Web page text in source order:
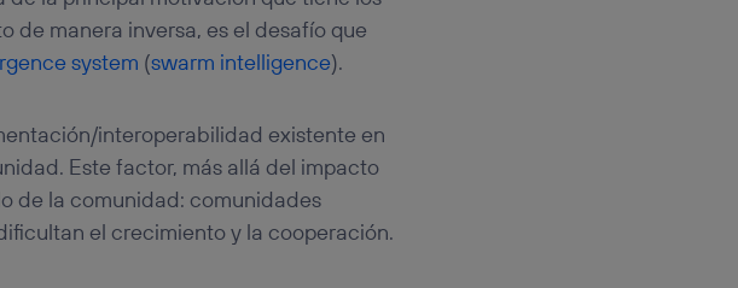
de manera inversa, es el desafío que
system (swarm intelligence).
interoperabilidad existente en
Este factor, más allá del impacto
de la comunidad: comunidades
el crecimiento y la cooperación.